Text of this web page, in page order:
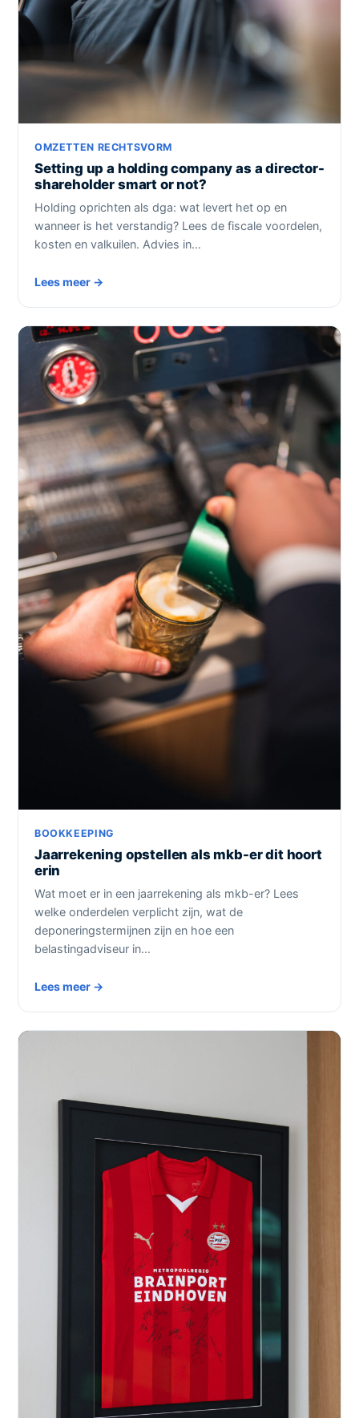
OMZETTEN RECHTSVORM
Setting up a holding company as a director-
shareholder smart or not?
Holding oprichten als dga: wat levert het op en
wanneer is het verstandig? Lees de fiscale voordelen,
kosten en valkuilen. Advies in…
Lees meer →
BOOKKEEPING
Jaarrekening opstellen als mkb-er dit hoort
erin
Wat moet er in een jaarrekening als mkb-er? Lees
welke onderdelen verplicht zijn, wat de
deponeringstermijnen zijn en hoe een
belastingadviseur in…
Lees meer →